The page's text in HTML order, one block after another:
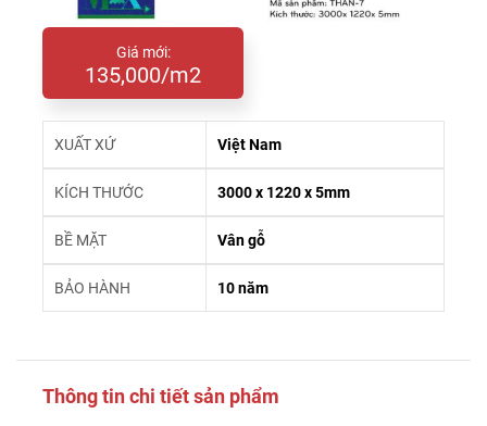
Giá mới:
135,000/m2
XUẤT XỨ Việt Nam
KÍCH THƯỚC 3000 x 1220 x 5mm
BỀ MẶT Vân gỗ
BẢO HÀNH 10 năm
Thông tin chi tiết sản phẩm